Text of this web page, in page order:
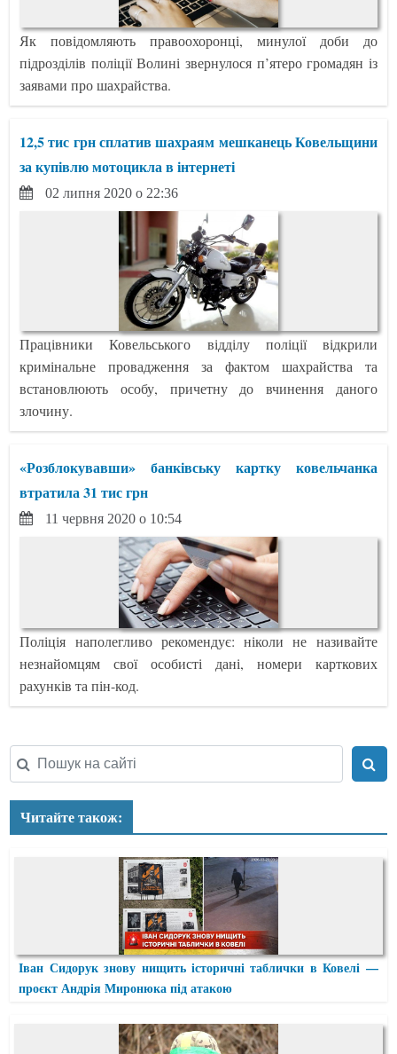
Як повідомляють правоохоронці, минулої доби до
підрозділів поліції Волині звернулося п’ятеро громадян із
заявами про шахрайства.
12,5 тис грн сплатив шахраям мешканець Ковельщини
за купівлю мотоцикла в інтернеті
02 липня 2020 о 22:36
Працівники Ковельського відділу поліції відкрили
кримінальне провадження за фактом шахрайства та
встановлюють особу, причетну до вчинення даного
злочину.
«Розблокувавши» банківську картку ковельчанка
втратила 31 тис грн
11 червня 2020 о 10:54
Поліція наполегливо рекомендує: ніколи не називайте
незнайомцям свої особисті дані, номери карткових
рахунків та пін-код.
Читайте також:
Іван Сидорук знову нищить історичні таблички в Ковелі —
проєкт Андрія Миронюка під атакою